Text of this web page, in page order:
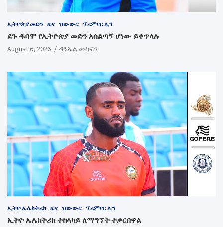
ኢትዮጵያ መድን ዜና ዝውውር ፕሪምየር ሊግ
ደጉ ዱባሞ የኢትዮጵያ መድን አሰልጣኝ ሆነው ይቀጥላሉ
August 6, 2026 ዳንኤል መስፍን
ኢትዮ ኤሌክትሪክ ዜና ዝውውር ፕሪምየር ሊግ
ኢትዮ ኤሌክትሪክ ተከላካይ ለማግኘት ተቃርበዋል